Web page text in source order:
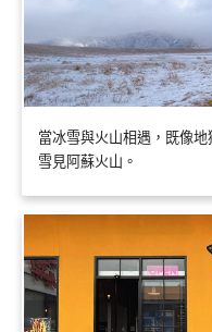
當冰雪與火山相遇，既像
雪見阿蘇火山。